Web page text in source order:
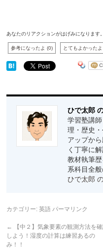
あなたのリアクションがはげみになります
参考になったよ(0) とてもよかった
ひで太郎
学習塾講
理・歴史
アップか
く丁寧に
教材執筆
系科目全
ひで太郎
カテゴリー:英語 パーマリンク
←
【中２】気象要素の観測方法を
しよう！湿度の計算は練習あるの
み！！